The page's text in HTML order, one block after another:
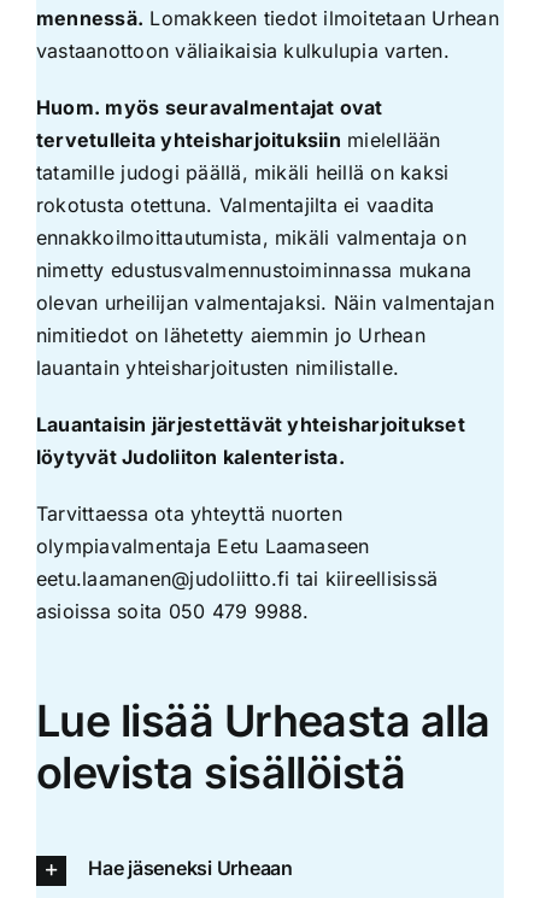
mennessä. Lomakkeen tiedot ilmoitetaan Urhean
vastaanottoon väliaikaisia kulkulupia varten.
Huom. myös seuravalmentajat ovat
tervetulleita yhteisharjoituksiin mielellään
tatamille judogi päällä, mikäli heillä on kaksi
rokotusta otettuna. Valmentajilta ei vaadita
ennakkoilmoittautumista, mikäli valmentaja on
nimetty edustusvalmennustoiminnassa mukana
olevan urheilijan valmentajaksi. Näin valmentajan
nimitiedot on lähetetty aiemmin jo Urhean
lauantain yhteisharjoitusten nimilistalle.
Lauantaisin järjestettävät yhteisharjoitukset
löytyvät Judoliiton kalenterista.
Tarvittaessa ota yhteyttä nuorten
olympiavalmentaja Eetu Laamaseen
eetu.laamanen@judoliitto.fi tai kiireellisissä
asioissa soita 050 479 9988.
Lue lisää Urheasta alla
olevista sisällöistä
Hae jäseneksi Urheaan